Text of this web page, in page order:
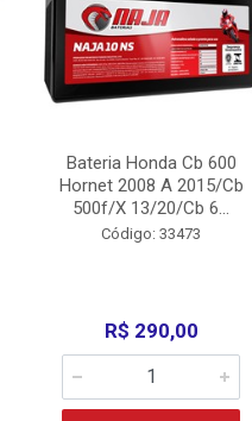
Bateria Honda Cb 600
Hornet 2008 A 2015/Cb
500f/X 13/20/Cb 6...
Código: 33473
R$ 290,00